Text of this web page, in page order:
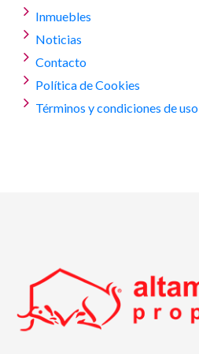
Inmuebles
Noticias
Contacto
Política de Cookies
Términos y condiciones de uso